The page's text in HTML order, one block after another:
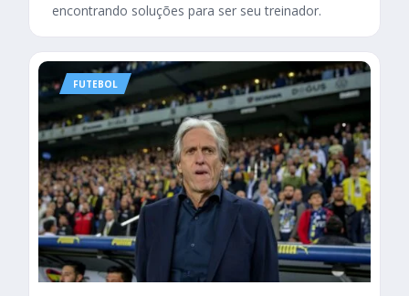
encontrando soluções para ser seu treinador.
FUTEBOL